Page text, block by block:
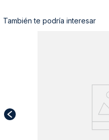
También te podría interesar